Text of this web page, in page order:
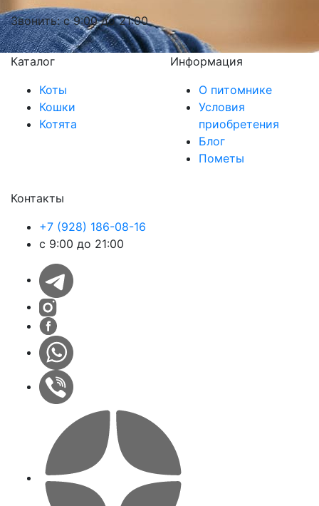
Звонить: с 9:00 до 21:00
Каталог
Коты
Кошки
Котята
Информация
О питомнике
Условия
приобретения
Блог
Пометы
Контакты
+7 (928) 186-08-16
с 9:00 до 21:00